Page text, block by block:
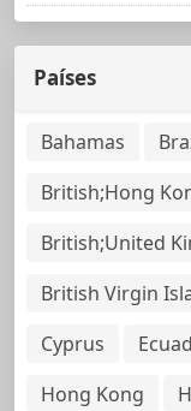
Países
Bahamas
British;Hong
British;United
British Virgin
Cyprus
Hong Kong